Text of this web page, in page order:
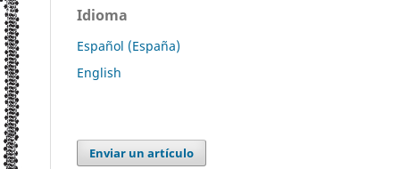
Idioma
Español (España)
English
Enviar un artículo